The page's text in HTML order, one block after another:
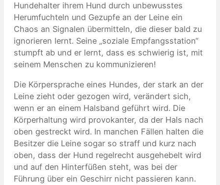
Hundehalter ihrem Hund durch unbewusstes
Herumfuchteln und Gezupfe an der Leine ein
Chaos an Signalen übermitteln, die dieser bald zu
ignorieren lernt. Seine „soziale Empfangsstation“
stumpft ab und er lernt, dass es schwierig ist, mit
seinem Menschen zu kommunizieren!
Die Körpersprache eines Hundes, der stark an der
Leine zieht oder gezogen wird, verändert sich,
wenn er an einem Halsband geführt wird. Die
Körperhaltung wird provokanter, da der Hals nach
oben gestreckt wird. In manchen Fällen halten die
Besitzer die Leine sogar so straff und kurz nach
oben, dass der Hund regelrecht ausgehebelt wird
und auf den Hinterfüßen steht, was bei der
Führung über ein Geschirr nicht passieren kann.